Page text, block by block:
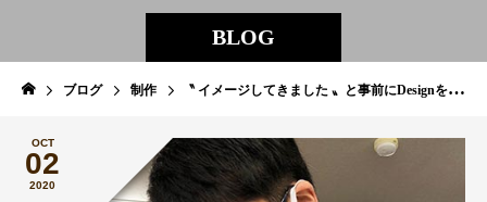
BLOG
ブログ 制作 〝 イメージしてきました 〟と事前にDesignを決めて…
OCT
02
2020